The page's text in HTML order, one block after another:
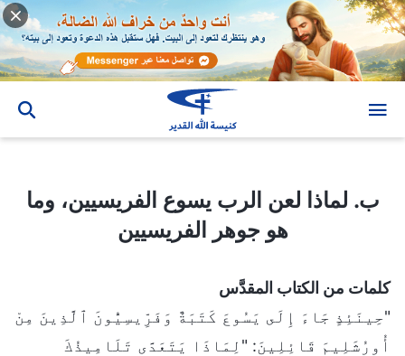
ب. لماذا لعن الرب يسوع الفريسيين، وما هو جوهر الفريسيين
ب. لماذا لعن الرب يسوع الفريسيين، وما
هو جوهر الفريسيين
كلمات من الكتاب المقدَّس
"حِينَئِذٍ جَاءَ إِلَى يَسُوعَ كَتَبَةٌ وَفَرِّيسِيُّونَ ٱلَّذِينَ مِنْ
أُورُشَلِيمَ قَائِلِينَ: "لِمَاذَا يَتَعَدَّى تَلَامِيذُكَ